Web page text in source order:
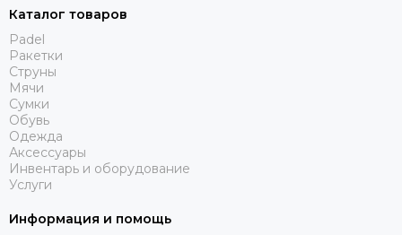
Каталог товаров
Padel
Ракетки
Струны
Мячи
Сумки
Обувь
Одежда
Аксессуары
Инвентарь и оборудование
Услуги
Информация и помощь